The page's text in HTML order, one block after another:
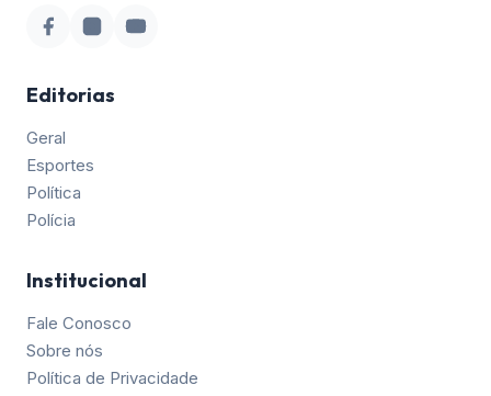
Editorias
Geral
Esportes
Política
Polícia
Institucional
Fale Conosco
Sobre nós
Política de Privacidade